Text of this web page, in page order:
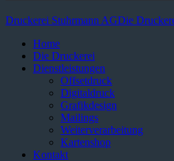
Druckerei Stuhrmann AGDie
Home
Die Druckerei
Dienstleistungen
Offsetdruck
Digitaldruck
Grafikdesign
Mailings
Weiterverarbeitung
Kartenshop
Kontakt